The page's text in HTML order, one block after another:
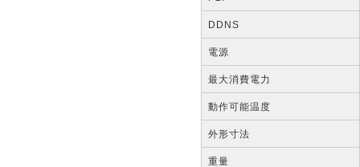
DDNS
電源
最大消費電力
動作可能温度
外形寸法
重量